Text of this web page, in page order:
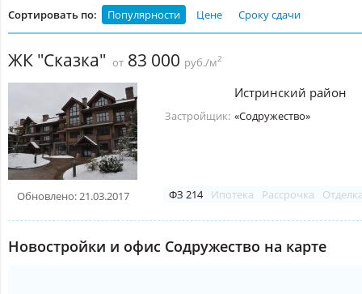
Сортировать по: Популярности Цене Сроку сдачи
ЖК "Сказка" от 83 000 руб./м2
Обновлено: 21.03.2017
Истринский район
Застройщик: «Содружество»
ФЗ 214 Ипотека Рассрочка
Новостройки и офис Содружество на карте